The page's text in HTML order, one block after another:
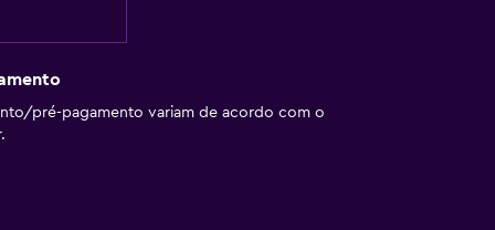
pré-pagamento variam de acordo com o